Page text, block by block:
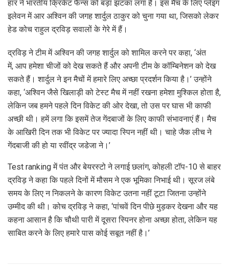
हार ने भारतीय क्रिकेट फैन्स को बड़ा झटका लगा है। इस मैच के लिए प्लेइंग
इलेवन में आर अश्विन की जगह शार्दुल ठाकुर को चुना गया था, जिसको लेकर
हेड कोच राहुल द्रविड़ सवालों के गेरे में हैं।
द्रविड़ ने टीम में अश्विन की जगह शार्दुल को शामिल करने पर कहा, ‘अंत
में, आप हमेशा चीजों को देख सकते हैं और अपनी टीम के कॉम्बिनेशन को देख
सकते हैं। शार्दुल ने इन मैचों में हमारे लिए अच्छा प्रदर्शन किया है।’ उन्होंने
कहा, ‘अश्विन जैसे खिलाड़ी को टेस्ट मैच में नहीं रखना हमेशा मुश्किल होता है,
लेकिन जब हमने पहले दिन विकेट की ओर देखा, तो उस पर घास भी काफी
अच्छी थी। हमें लगा कि इसमें तेज गेंदबाजों के लिए काफी संभावनाएं हैं। मैच
के आखिरी दिन तक भी विकेट पर ज्यादा स्पिन नहीं थी। चाहे जैक लीच ने
गेंदबाजी की हो या रवींद्र जडेजा ने।’
Test ranking में पंत और बेयरस्टो ने लगाई छलांग, कोहली टॉप-10 से बाहर
द्रविड़ ने कहा कि पहले दिनों में मौसम ने एक भूमिका निभाई थी। सूरज लंबे
समय के लिए न निकलने के कारण विकेट उतना नहीं टूटा जितना उन्होंने
उम्मीद की थी। कोच द्रविड़ ने कहा, ‘पांचवें दिन पीछे मुड़कर देखना और यह
कहना आसान है कि चौथी पारी में दूसरा स्पिनर होना अच्छा होता, लेकिन यह
साबित करने के लिए हमारे पास कोई सबूत नहीं है।’